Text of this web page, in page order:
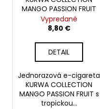
MANGO PASSION FRUIT
Vypredané
8,80 €
DETAIL
Jednorazová e-cigareta
KURWA COLLECTION
MANGO PASSION FRUIT s
tropickou...